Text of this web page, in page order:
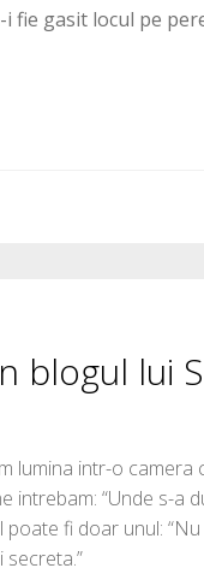
fie gasit locul pe
blogul lui
lumina intr-o
intrebam: “Unde s-a
poate fi doar unul:
secreta.”